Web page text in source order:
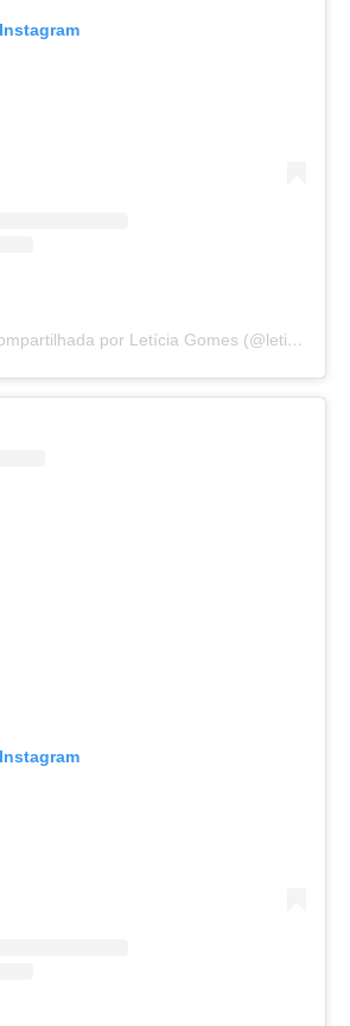
Uma publicação compartilhada por Letícia Gomes (@leticiafgomes)